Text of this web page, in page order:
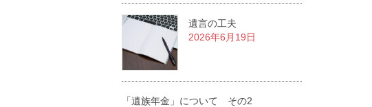
遺言の工夫
2026年6月19日
「遺族年金」について その2